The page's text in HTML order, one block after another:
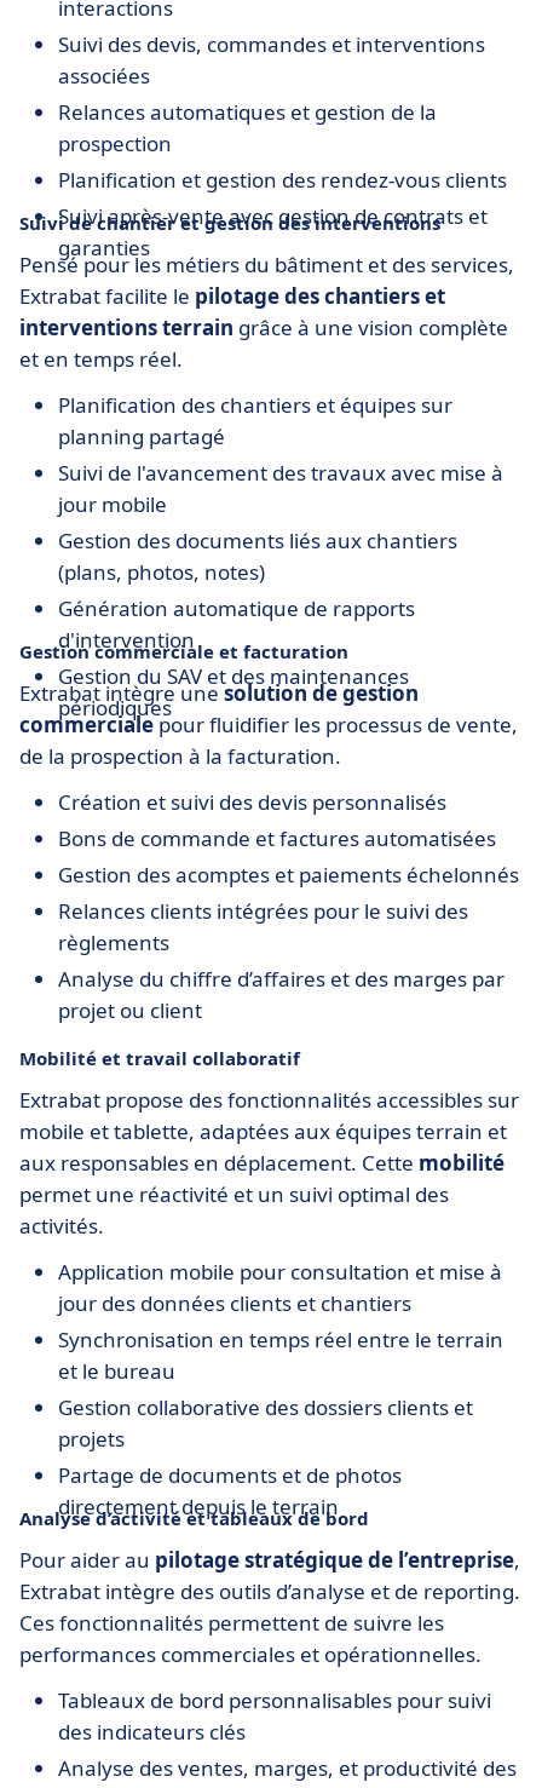
interactions
Suivi des devis, commandes et interventions
associées
Relances automatiques et gestion de la
prospection
Planification et gestion des rendez-vous clients
Suivi après-vente avec gestion de contrats et
garanties
Suivi de chantier et gestion des interventions
Pensé pour les métiers du bâtiment et des services,
Extrabat facilite le pilotage des chantiers et
interventions terrain grâce à une vision complète
et en temps réel.
Planification des chantiers et équipes sur
planning partagé
Suivi de l'avancement des travaux avec mise à
jour mobile
Gestion des documents liés aux chantiers
(plans, photos, notes)
Génération automatique de rapports
d'intervention
Gestion du SAV et des maintenances
périodiques
Gestion commerciale et facturation
Extrabat intègre unesolution de gestion
commercialepour fluidifier les processus de vente,
de la prospection à la facturation.
Création et suivi des devis personnalisés
Bons de commande et factures automatisées
Gestion des acomptes et paiements échelonnés
Relances clients intégrées pour le suivi des
règlements
Analyse du chiffre d’affaires et des marges par
projet ou client
Mobilité et travail collaboratif
Extrabat propose des fonctionnalités accessibles sur
mobile et tablette, adaptées aux équipes terrain et
aux responsables en déplacement. Cette mobilité
permet une réactivité et un suivi optimal des
activités.
Application mobile pour consultation et mise à
jour des données clients et chantiers
Synchronisation en temps réel entre le terrain
et le bureau
Gestion collaborative des dossiers clients et
projets
Partage de documents et de photos
directement depuis le terrain
Analyse d’activité et tableaux de bord
Pour aider au pilotage stratégique de l’entreprise,
Extrabat intègre des outils d’analyse et de reporting.
Ces fonctionnalités permettent de suivre les
performances commerciales et opérationnelles.
Tableaux de bord personnalisables pour suivi
des indicateurs clés
Analyse des ventes, marges, et productivité des